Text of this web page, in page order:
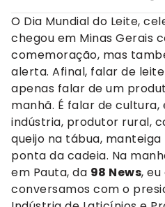
O Dia Mundial do Leite,
chegou em Minas Gerais
comemoração, mas
alerta. Afinal, falar de
apenas falar de um
manhã. É falar de
indústria, produtor rural,
queijo na tábua,
ponta da cadeia. Na
em Pauta, da 98 News,
conversamos com o